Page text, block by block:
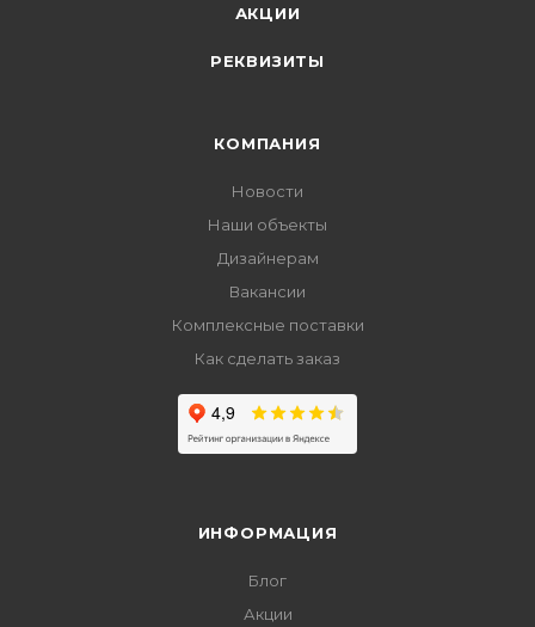
АКЦИИ
РЕКВИЗИТЫ
КОМПАНИЯ
Новости
Наши объекты
Дизайнерам
Вакансии
Комплексные поставки
Как сделать заказ
ИНФОРМАЦИЯ
Блог
Акции